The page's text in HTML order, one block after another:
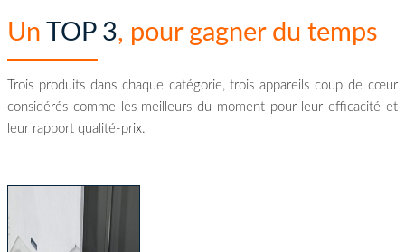
Un TOP 3, pour gagner du temps
Trois produits dans chaque catégorie, trois appareils coup de cœur
considérés comme les meilleurs du moment pour leur efficacité et
leur rapport qualité-prix.